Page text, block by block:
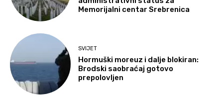
Memorijalni centar Srebrenica
SVIJET
Hormuški moreuz i dalje blokiran:
Brodski saobraćaj gotovo
prepolovljen